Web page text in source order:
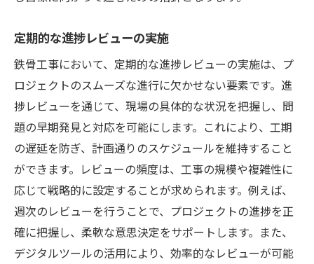
問題発生時の迅速な対応策
リスク管理と進捗レビューが鉄骨工事の成功を
左右する
潜在リスクの早期発見方法
進捗レビューの効果的実施
リスクマネジメントのフレームワーク
不測の事態への備え
継続的リスク評価の重要性
プロジェクトの健全性を保つ方法
鉄骨工事の迅速な進捗を実現するための計画と
定期的な進捗レビューの実施
鉄骨工事において、定期的な進捗レビューの実施は、プ
ロジェクトのスムーズな進行に欠かせない要素です。進
捗レビューを通じて、現場の具体的な状況を把握し、問
題の早期発見と対応を可能にします。これにより、工期
の遅延を防ぎ、計画通りのスケジュールを維持すること
ができます。レビューの頻度は、工事の規模や複雑性に
応じて戦略的に設定することが求められます。例えば、
週次のレビューを行うことで、プロジェクトの進捗を正
確に把握し、柔軟な意思決定をサポートします。また、
デジタルツールの活用により、効率的なレビューが可能